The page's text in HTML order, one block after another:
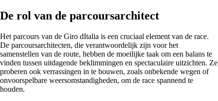
De rol van de parcoursarchitect
Het parcours van de Giro dItalia is een cruciaal element van de race.
De parcoursarchitecten, die verantwoordelijk zijn voor het
samenstellen van de route, hebben de moeilijke taak om een balans te
vinden tussen uitdagende beklimmingen en spectaculaire uitzichten. Ze
proberen ook verrassingen in te bouwen, zoals onbekende wegen of
onvoorspelbare weersomstandigheden, om de race spannend te
houden.